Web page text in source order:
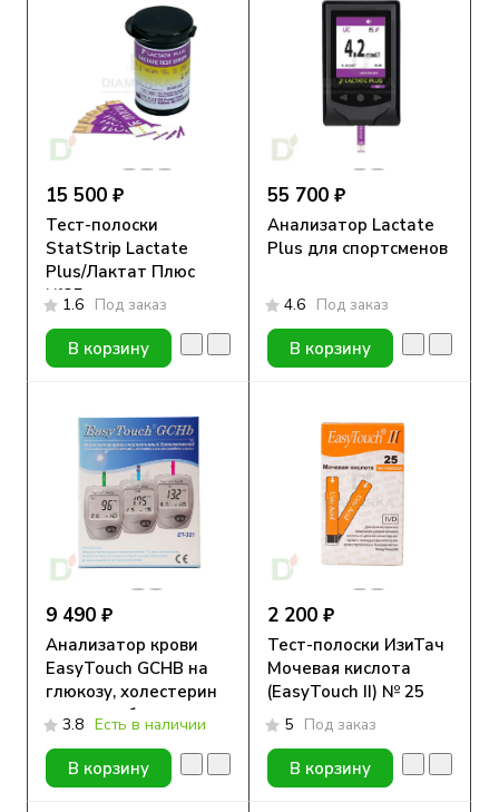
15 500 ₽
Тест-полоски
StatStrip Lactate
Plus/Лактат Плюс
№25
1.6 Под заказ
В корзину
55 700 ₽
Анализатор Lactate
Plus для спортсменов
4.6 Под заказ
В корзину
9 490 ₽
Анализатор крови
EasyTouch GCHB на
глюкозу, холестерин
и гемоглобин
3.8 Есть в наличии
В корзину
2 200 ₽
Тест-полоски ИзиТач
Мочевая кислота
(EasyTouch II) № 25
5 Под заказ
В корзину